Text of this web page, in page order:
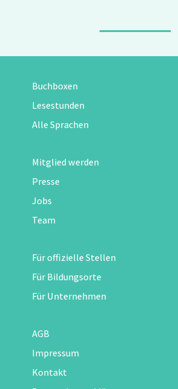
Buchboxen
Lesestunden
Alle Sprachen
Mitglied werden
Presse
Jobs
Team
Für offizielle Stellen
Für Bildungsorte
Für Unternehmen
AGB
Impressum
Kontakt